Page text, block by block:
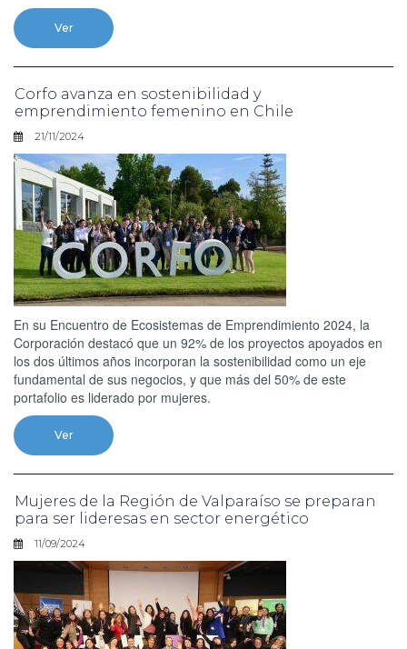
Ver
Corfo avanza en sostenibilidad y
emprendimiento femenino en Chile
21/11/2024
En su Encuentro de Ecosistemas de Emprendimiento 2024, la
Corporación destacó que un 92% de los proyectos apoyados en
los dos últimos años incorporan la sostenibilidad como un eje
fundamental de sus negocios, y que más del 50% de este
portafolio es liderado por mujeres.
Ver
Mujeres de la Región de Valparaíso se preparan
para ser lideresas en sector energético
11/09/2024